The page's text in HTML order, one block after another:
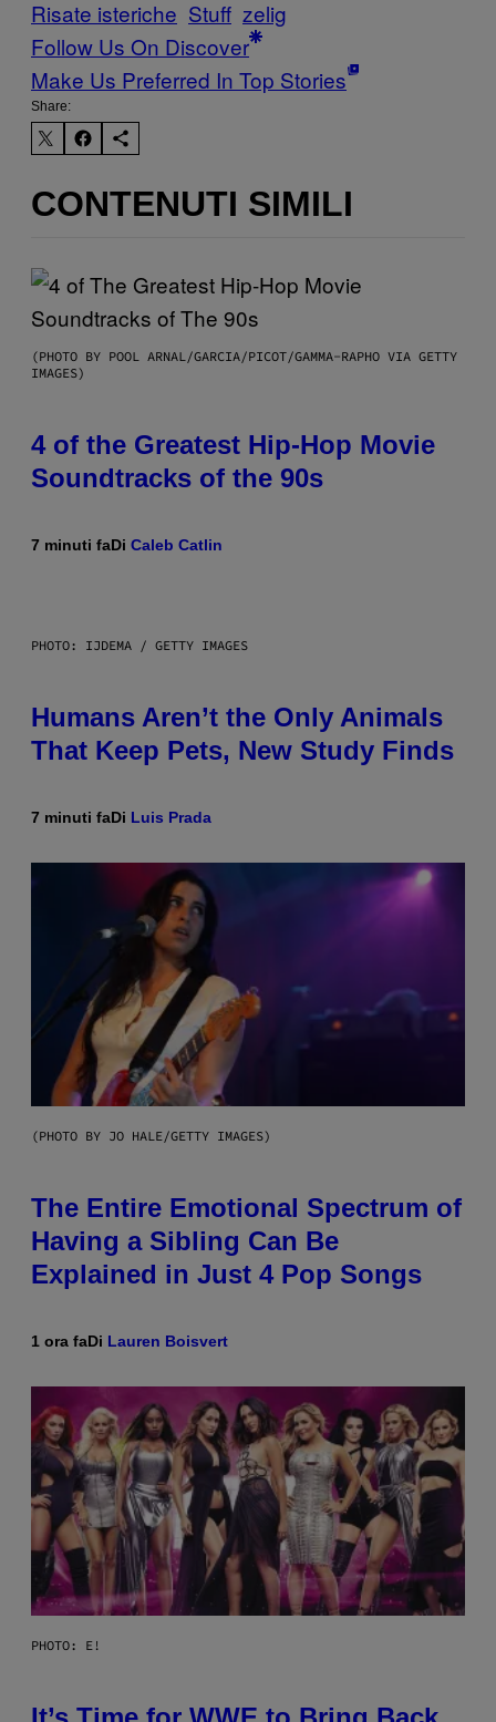
Risate isteriche Stuff zelig
Follow Us On Discover
Make Us Preferred In Top Stories
Share:
CONTENUTI SIMILI
(PHOTO BY POOL ARNAL/GARCIA/PICOT/GAMMA-RAPHO VIA GETTY
IMAGES)
4 of the Greatest Hip-Hop Movie
Soundtracks of the 90s
7 minuti faDi Caleb Catlin
PHOTO: IJDEMA / GETTY IMAGES
Humans Aren’t the Only Animals
That Keep Pets, New Study Finds
7 minuti faDi Luis Prada
(PHOTO BY JO HALE/GETTY IMAGES)
The Entire Emotional Spectrum of
Having a Sibling Can Be
Explained in Just 4 Pop Songs
1 ora faDi Lauren Boisvert
PHOTO: E!